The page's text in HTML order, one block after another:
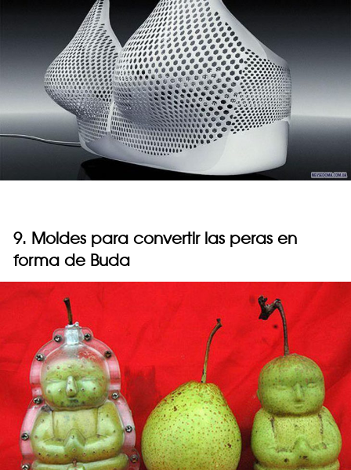
9. Moldes para convertir las peras en
forma de Buda